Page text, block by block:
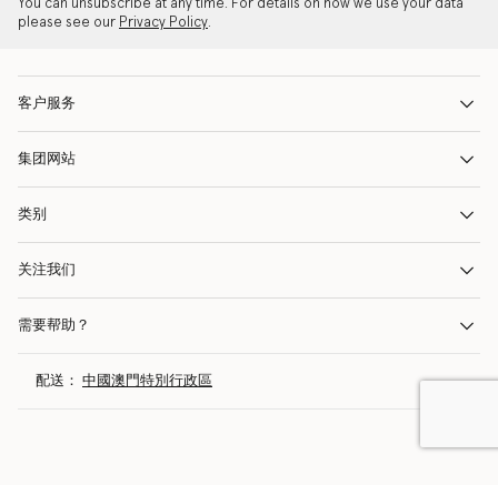
You can unsubscribe at any time. For details on how we use your data
please see our Privacy Policy.
客户服务
集团网站
类别
关注我们
需要帮助？
配送： 中國澳門特別行政區